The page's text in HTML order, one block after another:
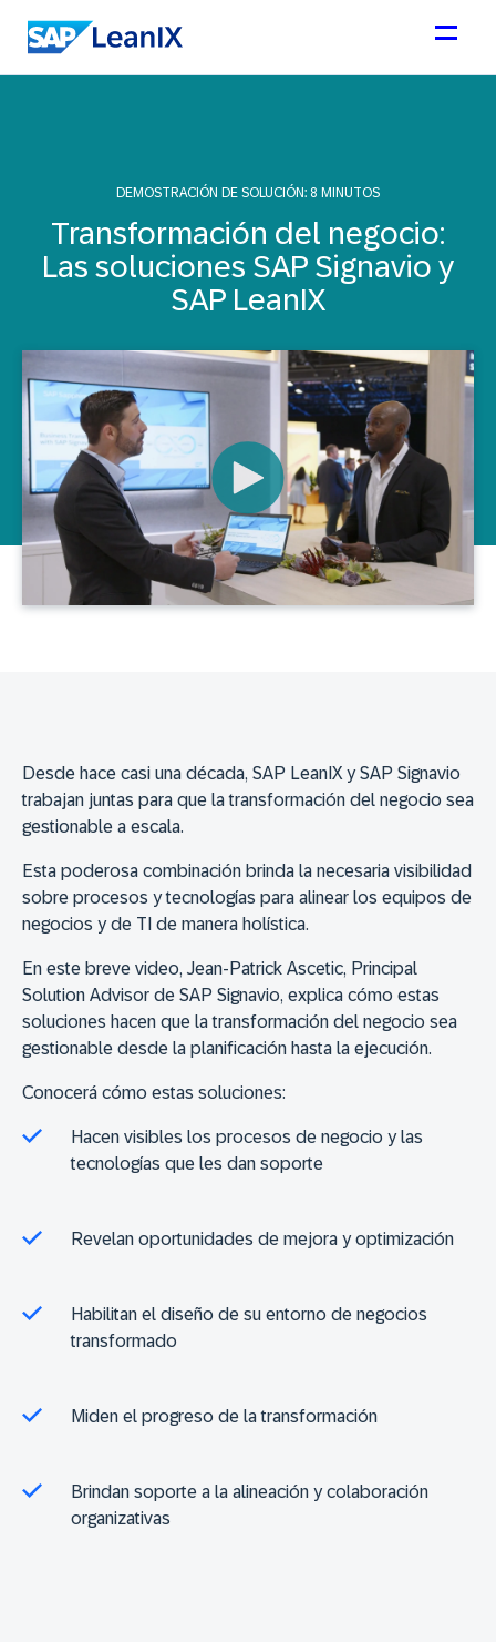
DEMOSTRACIÓN DE SOLUCIÓN: 8 MINUTOS
Transformación del negocio:
Las soluciones SAP Signavio y
SAP LeanIX
Desde hace casi una década, SAP LeanIX y SAP Signavio
trabajan juntas para que la transformación del negocio sea
gestionable a escala.
Esta poderosa combinación brinda la necesaria visibilidad
sobre procesos y tecnologías para alinear los equipos de
negocios y de TI de manera holística.
En este breve video, Jean-Patrick Ascetic, Principal
Solution Advisor de SAP Signavio, explica cómo estas
soluciones hacen que la transformación del negocio sea
gestionable desde la planificación hasta la ejecución.
Conocerá cómo estas soluciones:
Hacen visibles los procesos de negocio y las
tecnologías que les dan soporte
Revelan oportunidades de mejora y optimización
Habilitan el diseño de su entorno de negocios
transformado
Miden el progreso de la transformación
Brindan soporte a la alineación y colaboración
organizativas